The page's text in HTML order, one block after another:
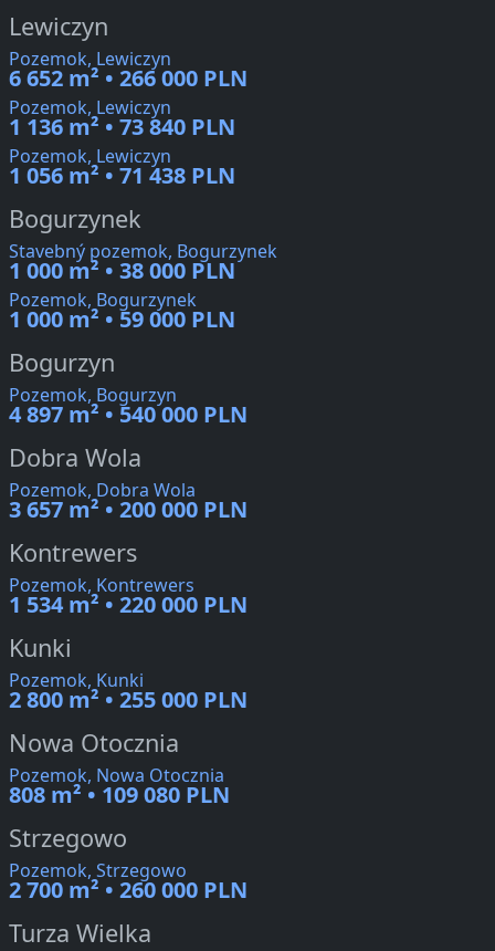
Lewiczyn
Pozemok, Lewiczyn
6 652 m² • 266 000 PLN
Pozemok, Lewiczyn
1 136 m² • 73 840 PLN
Pozemok, Lewiczyn
1 056 m² • 71 438 PLN
Bogurzynek
Stavebný pozemok, Bogurzynek
1 000 m² • 38 000 PLN
Pozemok, Bogurzynek
1 000 m² • 59 000 PLN
Bogurzyn
Pozemok, Bogurzyn
4 897 m² • 540 000 PLN
Dobra Wola
Pozemok, Dobra Wola
3 657 m² • 200 000 PLN
Kontrewers
Pozemok, Kontrewers
1 534 m² • 220 000 PLN
Kunki
Pozemok, Kunki
2 800 m² • 255 000 PLN
Nowa Otocznia
Pozemok, Nowa Otocznia
808 m² • 109 080 PLN
Strzegowo
Pozemok, Strzegowo
2 700 m² • 260 000 PLN
Turza Wielka